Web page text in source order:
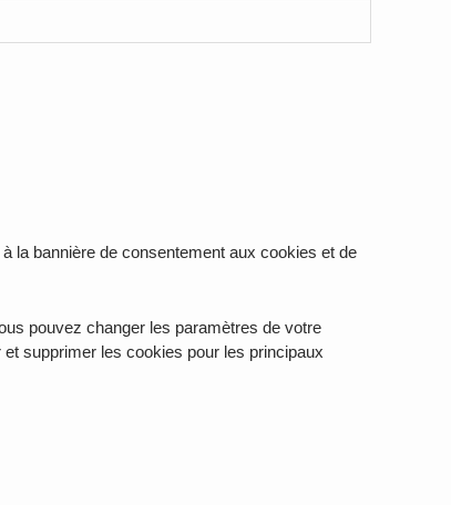
la bannière de consentement aux cookies et de
pouvez changer les paramètres de votre
supprimer les cookies pour les principaux